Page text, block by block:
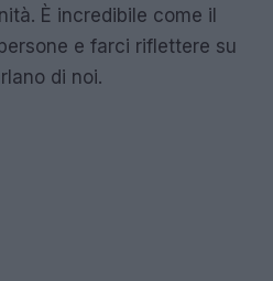
È incredibile come il
e farci riflettere su
di noi.